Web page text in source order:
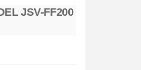
JSV-FF200